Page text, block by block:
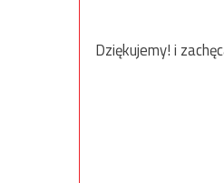
Dziękujemy! i